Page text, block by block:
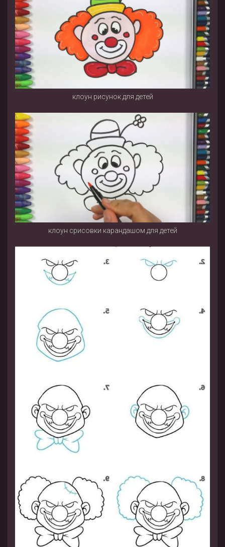
клоун рисунок для детей
клоун срисовки карандашом для детей